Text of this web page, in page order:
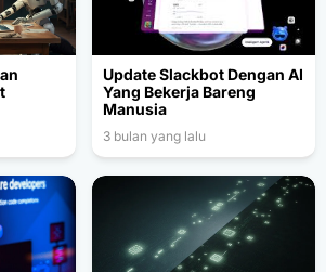
Update Slackbot Dengan AI
Yang Bekerja Bareng
Manusia
3 bulan yang lalu